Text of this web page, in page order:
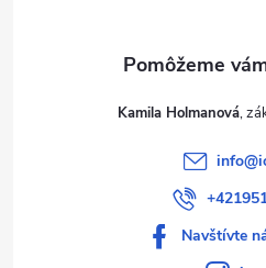
Kamila Holmanová
info@
Navštívte